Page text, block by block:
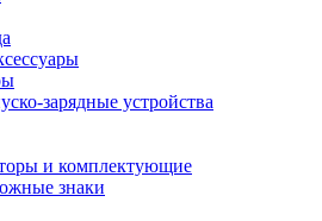
зарядные устройства
и комплектующие
знаки